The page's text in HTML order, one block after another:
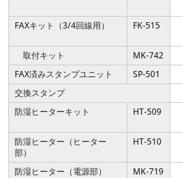
FAXキット（3/4回線用）
FK-515
取付キット
MK-742
FAX済みスタンプユニット
SP-501
交換スタンプ
防湿ヒーターキット
HT-509
防湿ヒーター（ヒーター
部）
HT-510
防湿ヒーター（電源部）
MK-719